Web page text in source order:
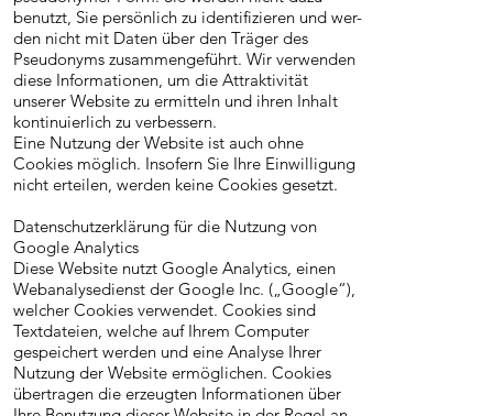
benutzt, Sie persönlich zu identifizieren und wer-
den nicht mit Daten über den Träger des
Pseudonyms zusammengeführt. Wir verwenden
diese Informationen, um die Attraktivität
unserer Website zu ermitteln und ihren Inhalt
kontinuierlich zu verbessern.
Eine Nutzung der Website ist auch ohne
Cookies möglich. Insofern Sie Ihre Einwilligung
nicht erteilen, werden keine Cookies gesetzt.
Datenschutzerklärung für die Nutzung von
Google Analytics
Diese Website nutzt Google Analytics, einen
Webanalysedienst der Google Inc. („Google“),
welcher Cookies verwendet. Cookies sind
Textdateien, welche auf Ihrem Computer
gespeichert werden und eine Analyse Ihrer
Nutzung der Website ermöglichen. Cookies
übertragen die erzeugten Informationen über